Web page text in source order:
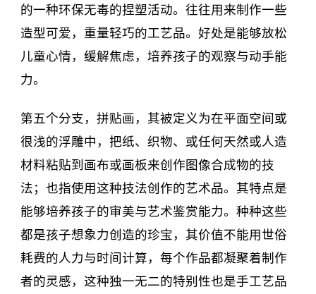
的一种环保无毒的捏塑活动。往往用来制作一些
造型可爱，重量轻巧的工艺品。好处是能够放松
儿童心情，缓解焦虑，培养孩子的观察与动手能
力。
第五个分支，拼贴画，其被定义为在平面空间或
很浅的浮雕中，把纸、织物、或任何天然或人造
材料粘贴到画布或画板来创作图像合成物的技
法；也指使用这种技法创作的艺术品。其特点是
能够培养孩子的审美与艺术鉴赏能力。种种这些
都是孩子想象力创造的珍宝，其价值不能用世俗
耗费的人力与时间计算，每个作品都凝聚着制作
者的灵感，这种独一无二的特别性也是手工艺品